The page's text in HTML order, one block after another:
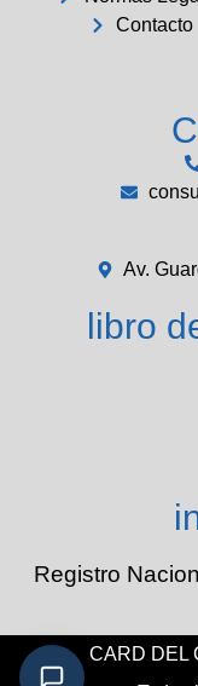
Contacto
Av.
libro
Registro
CARD DEL